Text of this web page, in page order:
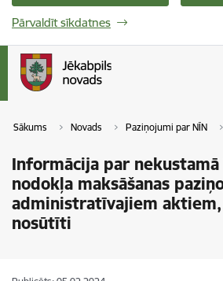
Pārvaldīt sīkdatnes
Sākums Novads Paziņojumi par NĪN
Informācija par nekustamā
nodokļa maksāšanas
administratīvajiem
nosūtīti